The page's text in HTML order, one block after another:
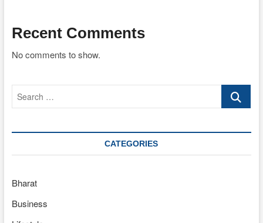
Recent Comments
No comments to show.
Search
CATEGORIES
Bharat
Business